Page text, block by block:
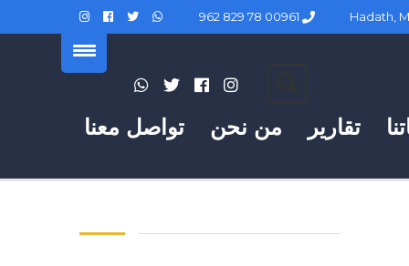
تواصل معنا من نحن تقارير